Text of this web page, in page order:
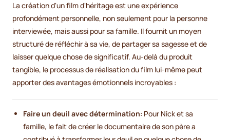
La création d'un film d'héritage est une expérience
profondément personnelle, non seulement pour la personne
interviewée, mais aussi pour sa famille. Il fournit un moyen
structuré de réfléchir à sa vie, de partager sa sagesse et de
laisser quelque chose de significatif. Au-delà du produit
tangible, le processus de réalisation du film lui-même peut
apporter des avantages émotionnels incroyables :
Faire un deuil avec détermination: Pour Nick et sa
famille, le fait de créer le documentaire de son père a